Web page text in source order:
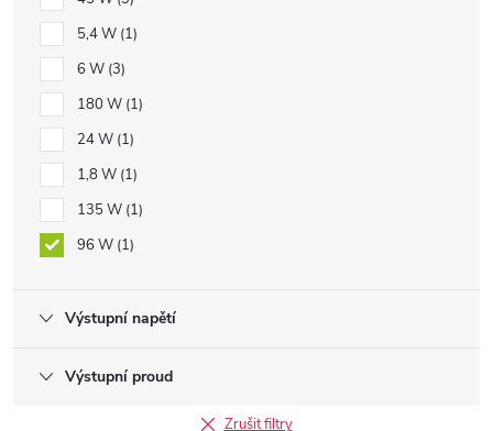
5,4 W 1
6 W 3
180 W 1
24 W 1
1,8 W 1
135 W 1
96 W 1
Výstupní napětí
Výstupní proud
Zrušit filtry